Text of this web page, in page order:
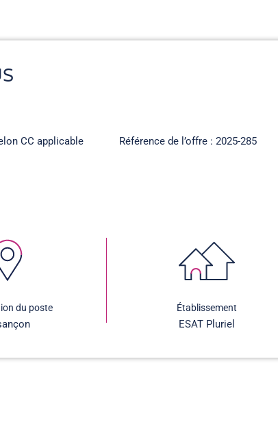
CC applicable Référence de l’offre : 2025-285
du poste Établissement
ESAT Pluriel